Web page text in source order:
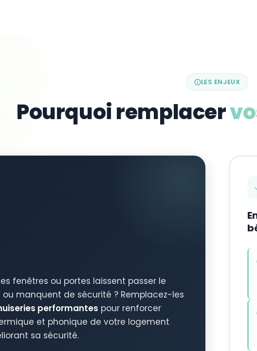
LES ENJEUX
Pourquoi remplacer
fenêtres ou portes laissent passer le
ou manquent de sécurité ? Remplacez-les
performantes pour renforcer
et phonique de votre logement
sa sécurité.